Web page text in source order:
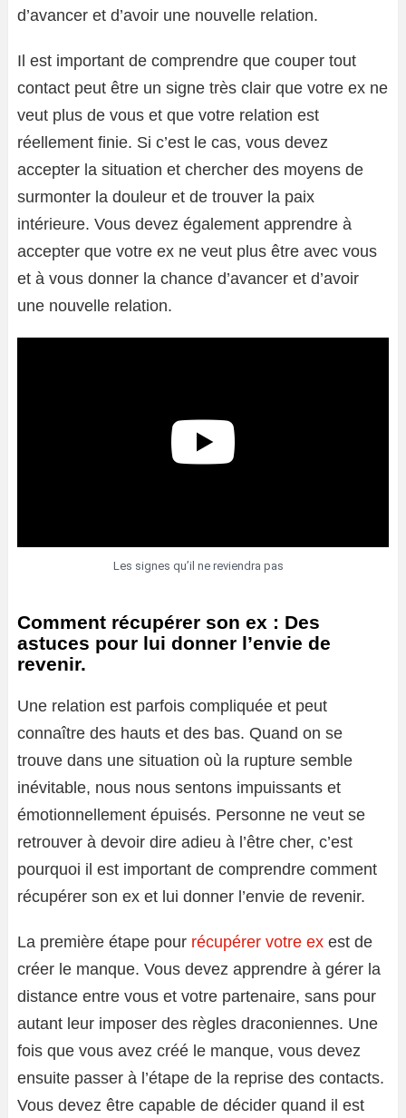
d’avancer et d’avoir une nouvelle relation.
Il est important de comprendre que couper tout
contact peut être un signe très clair que votre ex ne
veut plus de vous et que votre relation est
réellement finie. Si c’est le cas, vous devez
accepter la situation et chercher des moyens de
surmonter la douleur et de trouver la paix
intérieure. Vous devez également apprendre à
accepter que votre ex ne veut plus être avec vous
et à vous donner la chance d’avancer et d’avoir
une nouvelle relation.
Les signes qu’il ne reviendra pas
Comment récupérer son ex : Des
astuces pour lui donner l’envie de
revenir.
Une relation est parfois compliquée et peut
connaître des hauts et des bas. Quand on se
trouve dans une situation où la rupture semble
inévitable, nous nous sentons impuissants et
émotionnellement épuisés. Personne ne veut se
retrouver à devoir dire adieu à l’être cher, c’est
pourquoi il est important de comprendre comment
récupérer son ex et lui donner l’envie de revenir.
La première étape pour récupérer votre ex est de
créer le manque. Vous devez apprendre à gérer la
distance entre vous et votre partenaire, sans pour
autant leur imposer des règles draconiennes. Une
fois que vous avez créé le manque, vous devez
ensuite passer à l’étape de la reprise des contacts.
Vous devez être capable de décider quand il est